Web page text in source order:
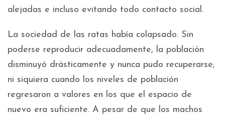
alejadas e incluso evitando todo contacto social.
La sociedad de las ratas había colapsado. Sin
poderse reproducir adecuadamente, la población
disminuyó drásticamente y nunca pudo recuperarse;
ni siquiera cuando los niveles de población
regresaron a valores en los que el espacio de
nuevo era suficiente. A pesar de que los machos